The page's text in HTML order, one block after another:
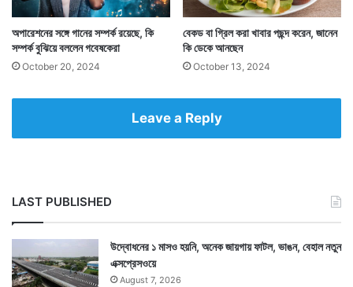
Tags Healthcare
অপারেশনের সঙ্গে গানের সম্পর্ক রয়েছে, কি
সম্পর্ক বুঝিয়ে বললেন গবেষকেরা
October 20, 2024
বেকড বা গ্রিল করা খাবার পছন্দ করেন, জানেন
কি ডেকে আনছেন
October 13, 2024
Leave a Reply
LAST PUBLISHED
উদ্বোধনের ১ মাসও হয়নি, অনেক জায়গায় ফাটল, ভাঙন, বেহাল নতুন
এক্সপ্রেসওয়ে
August 7, 2026